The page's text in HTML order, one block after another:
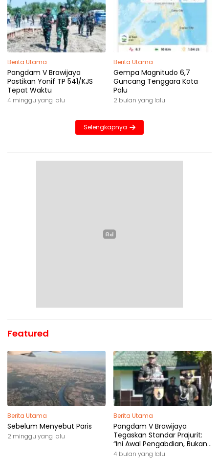
Berita Utama
Pangdam V Brawijaya
Pastikan Yonif TP 541/KJS
Tepat Waktu
4 minggu yang lalu
Berita Utama
Gempa Magnitudo 6,7
Guncang Tenggara Kota
Palu
2 bulan yang lalu
Selengkapnya
Featured
Berita Utama
Sebelum Menyebut Paris
2 minggu yang lalu
Berita Utama
Pangdam V Brawijaya
Tegaskan Standar Prajurit:
“Ini Awal Pengabdian, Bukan
Akhir Perjalanan”
4 bulan yang lalu